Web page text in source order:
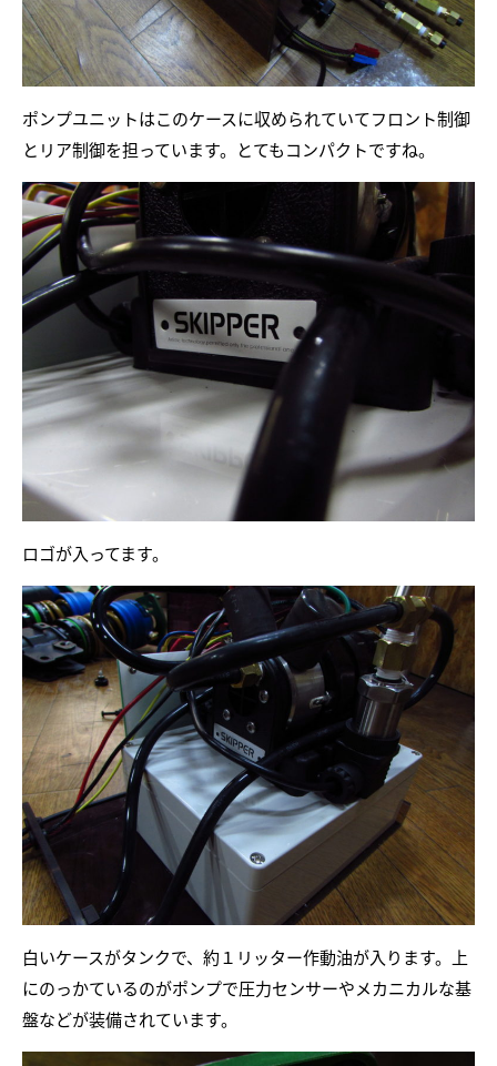
ポンプユニットはこのケースに収められていてフロント制御
とリア制御を担っています。とてもコンパクトですね。
ロゴが入ってます。
白いケースがタンクで、約１リッター作動油が入ります。上
にのっかているのがポンプで圧力センサーやメカニカルな基
盤などが装備されています。